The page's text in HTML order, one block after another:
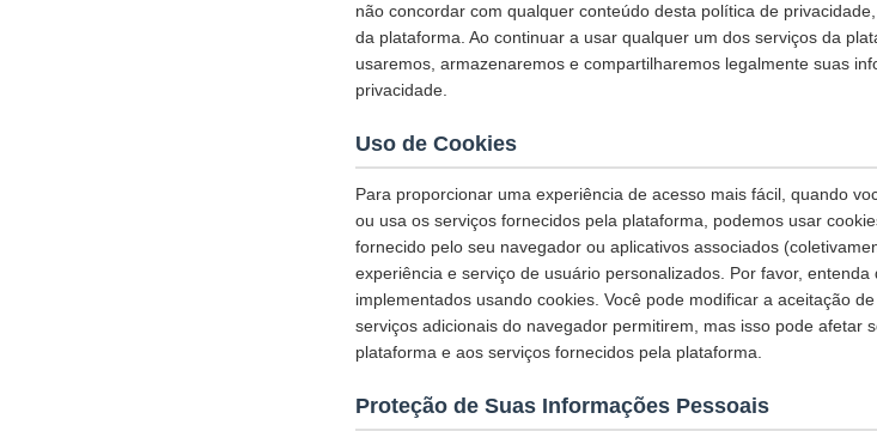
não concordar com qualquer conteúdo desta política de
da plataforma. Ao continuar a usar qualquer um dos serviços da
usaremos, armazenaremos e compartilharemos legalmente suas
privacidade.
Uso de Cookies
Para proporcionar uma experiência de acesso mais fácil, quando
ou usa os serviços fornecidos pela plataforma, podemos usar
fornecido pelo seu navegador ou aplicativos associados
experiência e serviço de usuário personalizados. Por favor,
implementados usando cookies. Você pode modificar a aceitação
serviços adicionais do navegador permitirem, mas isso pode afetar
plataforma e aos serviços fornecidos pela plataforma.
Proteção de Suas Informações Pessoais